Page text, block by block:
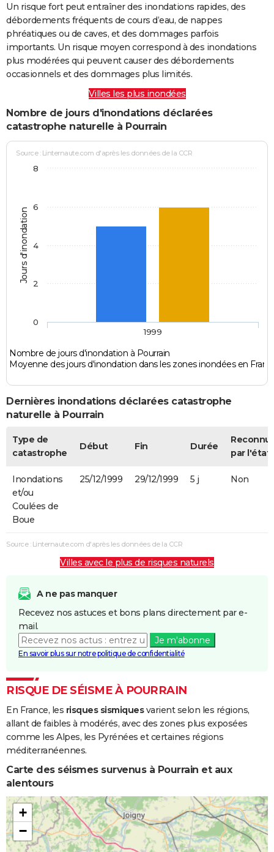
Un risque fort peut entraîner des inondations rapides, des
débordements fréquents de cours d’eau, de nappes
phréatiques ou de caves, et des dommages parfois
importants. Un risque moyen correspond à des inondations
plus modérées qui peuvent causer des débordements
occasionnels et des dommages plus limités.
Villes les plus inondées
Nombre de jours d'inondations déclarées
catastrophe naturelle à Pourrain
Jours d'inondation
Source : Linternaute.com d'après les données de la CCR
Nombre de jours d'inondation à Pourrain
Moyenne des jours d'inondation dans les zones inondées en
1999
0
2
4
6
8
Dernières inondations déclarées catastrophe
naturelle à Pourrain
Type de
catastrophe
Début Fin Durée
par l'état
Inondations
et/ou
Coulées de
Boue
25/12/1999 29/12/1999 5 j Non
Source : Linternaute.com d'après les données de la CCR
Villes avec le plus de risques naturels
A ne pas manquer
Recevez nos astuces et bons plans directement par e-
mail.
Je m'abonne
En savoir plus sur notre politique de confidentialité
RISQUE DE SÉISME À POURRAIN
En France, les risques sismiquesvarient selon les régions,
allant de faibles à modérés, avec des zones plus exposées
comme les Alpes, les Pyrénées et certaines régions
méditerranéennes.
Carte des séismes survenus à Pourrain et aux
alentours
+
−